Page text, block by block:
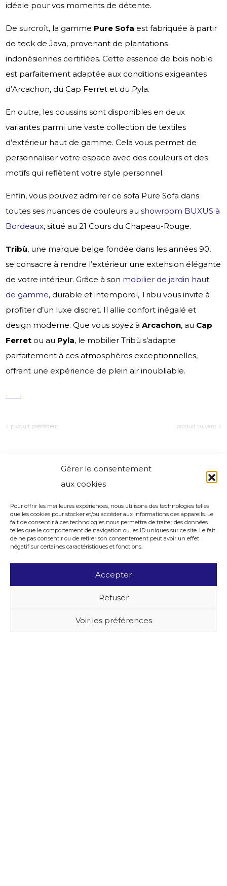
Gérer le consentement
aux cookies
Pour offrir les meilleures expériences, nous utilisons des technologies telles
que les cookies pour stocker et/ou accéder aux informations des appareils. Le
fait de consentir à ces technologies nous permettra de traiter des données
telles que le comportement de navigation ou les ID uniques sur ce site. Le fait
de ne pas consentir ou de retirer son consentement peut avoir un effet
négatif sur certaines caractéristiques et fonctions.
Accepter
Refuser
Voir les préférences
idéale pour vos moments de détente.
De surcroît, la gamme Pure Sofa est fabriquée à partir
de teck de Java, provenant de plantations
indonésiennes certifiées. Cette essence de bois noble
est parfaitement adaptée aux conditions exigeantes
d’Arcachon, du Cap Ferret et du Pyla.
En outre, les coussins sont disponibles en deux
variantes parmi une vaste collection de textiles
d’extérieur haut de gamme. Cela vous permet de
personnaliser votre espace avec des couleurs et des
motifs qui reflètent votre style personnel.
Enfin, vous pouvez admirer ce sofa Pure Sofa dans
toutes ses nuances de couleurs aushowroom BUXUS à
Bordeaux, situé au 21 Cours du Chapeau-Rouge.
Tribù, une marque belge fondée dans les années 90,
se consacre à rendre l’extérieur une extension élégante
de votre intérieur. Grâce à son mobilier de jardin haut
de gamme, durable et intemporel, Tribu vous invite à
profiter d’un luxe discret. Il allie confort inégalé et
design moderne. Que vous soyez àArcachon, au Cap
Ferret ou au Pyla, le mobilier Tribù s’adapte
parfaitement à ces atmosphères exceptionnelles,
offrant une expérience de plein air inoubliable.
produit précédent produit suivant